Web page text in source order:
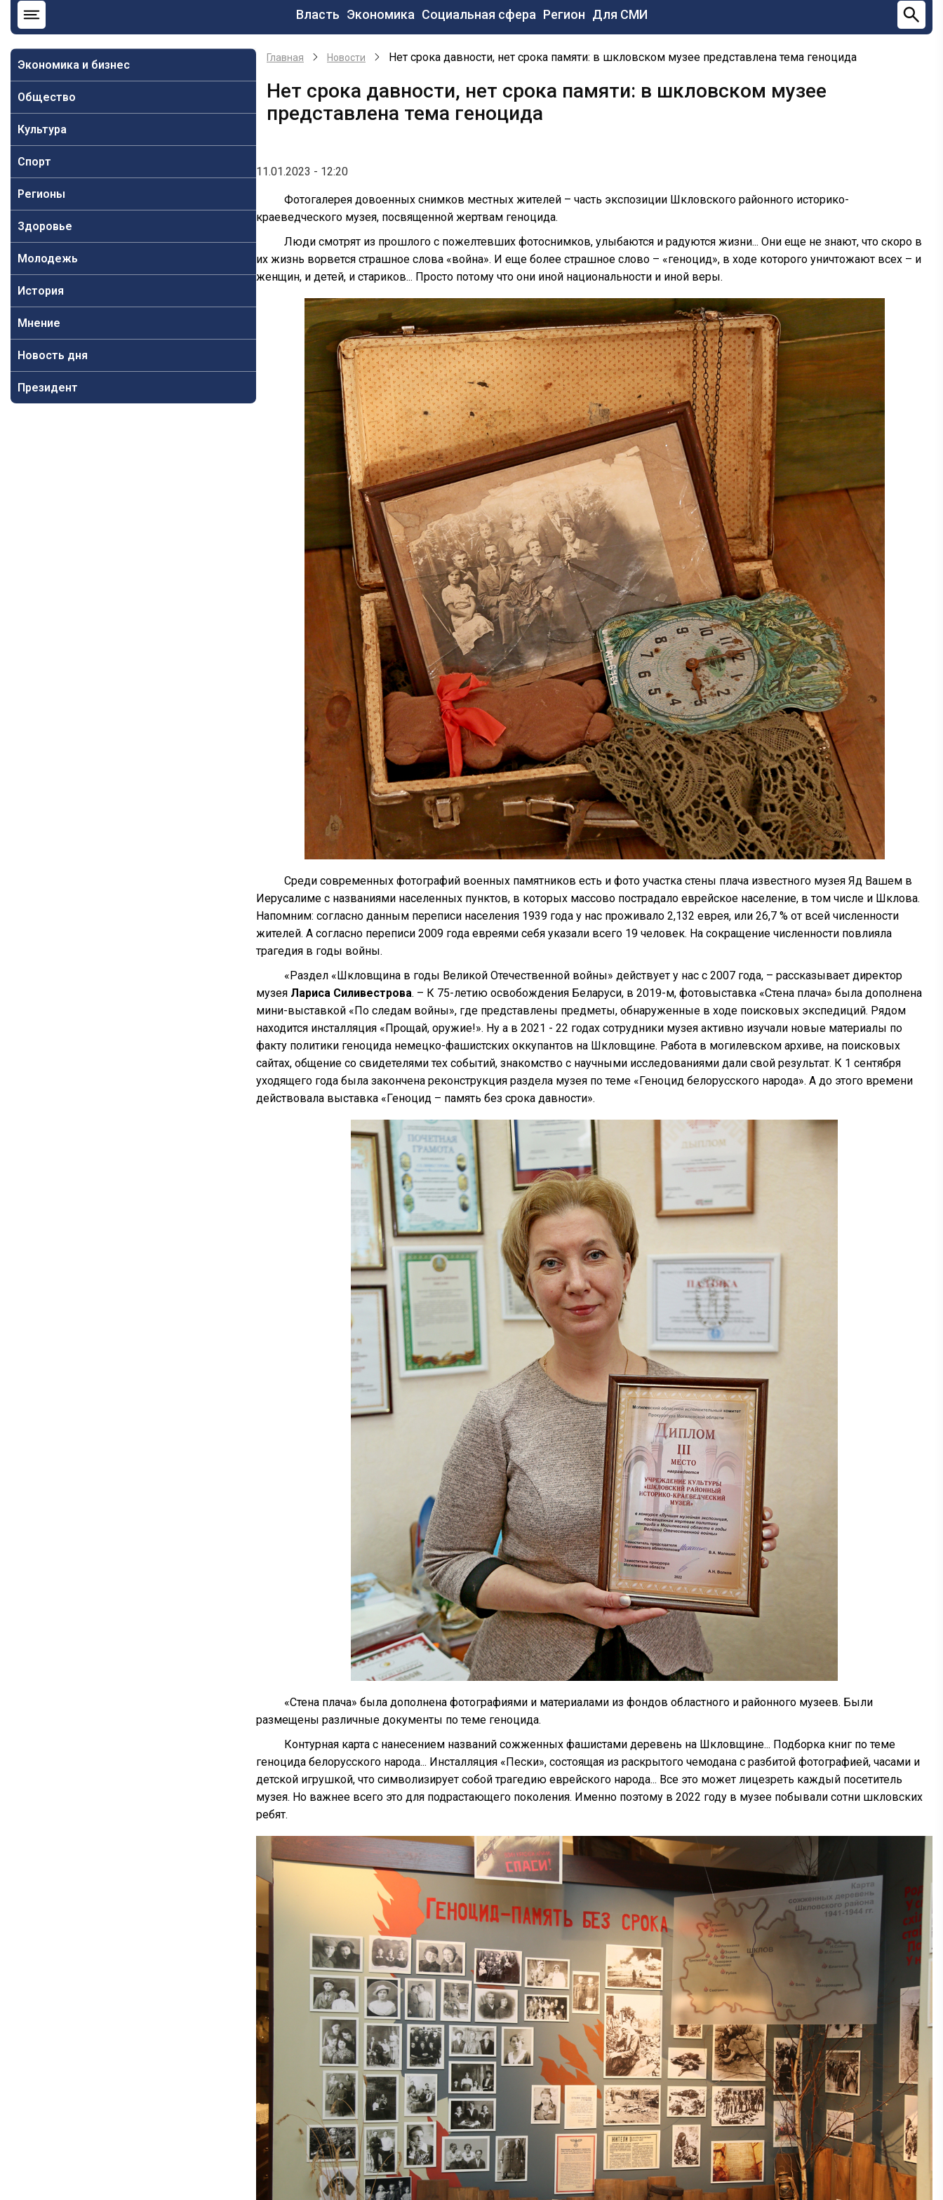
Основная
навигация
Власть Экономика Социальная сфера Регион Для СМИ
Экономика и бизнес
Общество
Культура
Спорт
Регионы
Здоровье
Молодежь
История
Мнение
Новость дня
Президент
Главная Новости Нет срока давности, нет срока памяти: в шкловском музее представлена тема геноцида
Нет срока давности, нет срока памяти: в шкловском музее
представлена тема геноцида
11.01.2023 - 12:20
Фотогалерея довоенных снимков местных жителей – часть экспозиции Шкловского районного историко-
краеведческого музея, посвященной жертвам геноцида.
Люди смотрят из прошлого с пожелтевших фотоснимков, улыбаются и радуются жизни... Они еще не знают, что скоро в
их жизнь ворвется страшное слова «война». И еще более страшное слово – «геноцид», в ходе которого уничтожают всех – и
женщин, и детей, и стариков... Просто потому что они иной национальности и иной веры.
Среди современных фотографий военных памятников есть и фото участка стены плача известного музея Яд Вашем в
Иерусалиме с названиями населенных пунктов, в которых массово пострадало еврейское население, в том числе и Шклова.
Напомним: согласно данным переписи населения 1939 года у нас проживало 2,132 еврея, или 26,7 % от всей численности
жителей. А согласно переписи 2009 года евреями себя указали всего 19 человек. На сокращение численности повлияла
трагедия в годы войны.
«Раздел «Шкловщина в годы Великой Отечественной войны» действует у нас с 2007 года, – рассказывает директор
музея Лариса Силивестрова. – К 75-летию освобождения Беларуси, в 2019-м, фотовыставка «Стена плача» была дополнена
мини-выставкой «По следам войны», где представлены предметы, обнаруженные в ходе поисковых экспедиций. Рядом
находится инсталляция «Прощай, оружие!». Ну а в 2021 - 22 годах сотрудники музея активно изучали новые материалы по
факту политики геноцида немецко-фашистских оккупантов на Шкловщине. Работа в могилевском архиве, на поисковых
сайтах, общение со свидетелями тех событий, знакомство с научными исследованиями дали свой результат. К 1 сентября
уходящего года была закончена реконструкция раздела музея по теме «Геноцид белорусского народа». А до этого времени
действовала выставка «Геноцид – память без срока давности».
«Стена плача» была дополнена фотографиями и материалами из фондов областного и районного музеев. Были
размещены различные документы по теме геноцида.
Контурная карта с нанесением названий сожженных фашистами деревень на Шкловщине... Подборка книг по теме
геноцида белорусского народа... Инсталляция «Пески», состоящая из раскрытого чемодана с разбитой фотографией, часами и
детской игрушкой, что символизирует собой трагедию еврейского народа... Все это может лицезреть каждый посетитель
музея. Но важнее всего это для подрастающего поколения. Именно поэтому в 2022 году в музее побывали сотни шкловских
ребят.